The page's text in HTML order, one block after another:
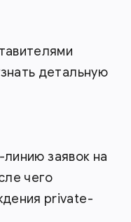
детальную
заявок на
чего
private-